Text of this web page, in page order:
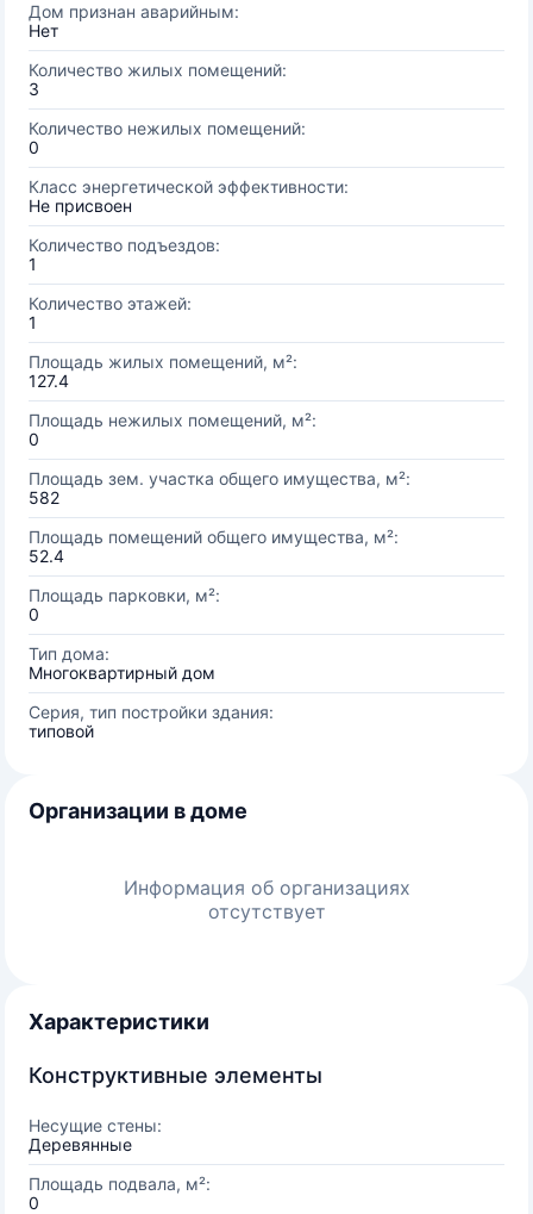
Дом признан аварийным:
Нет
Количество жилых помещений:
3
Количество нежилых помещений:
0
Класс энергетической эффективности:
Не присвоен
Количество подъездов:
1
Количество этажей:
1
Площадь жилых помещений, м²:
127.4
Площадь нежилых помещений, м²:
0
Площадь зем. участка общего имущества, м²:
582
Площадь помещений общего имущества, м²:
52.4
Площадь парковки, м²:
0
Тип дома:
Многоквартирный дом
Серия, тип постройки здания:
типовой
Организации в доме
Информация об организациях
отсутствует
Характеристики
Конструктивные элементы
Несущие стены:
Деревянные
Площадь подвала, м²:
0